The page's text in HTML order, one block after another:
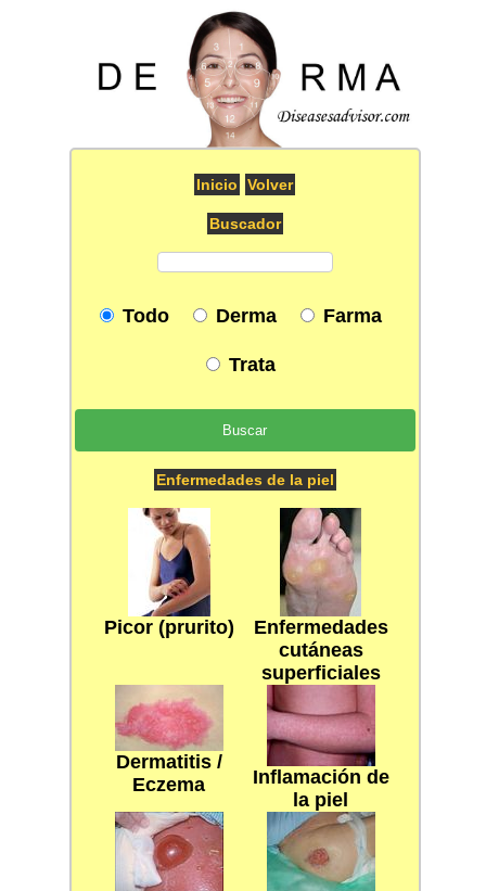
Inicio Volver
Buscador
Todo Derma Farma
Trata
Enfermedades de la piel
Picor (prurito)
Enfermedades
cutáneas
superficiales
Dermatitis /
Eczema
Inflamación de
la piel